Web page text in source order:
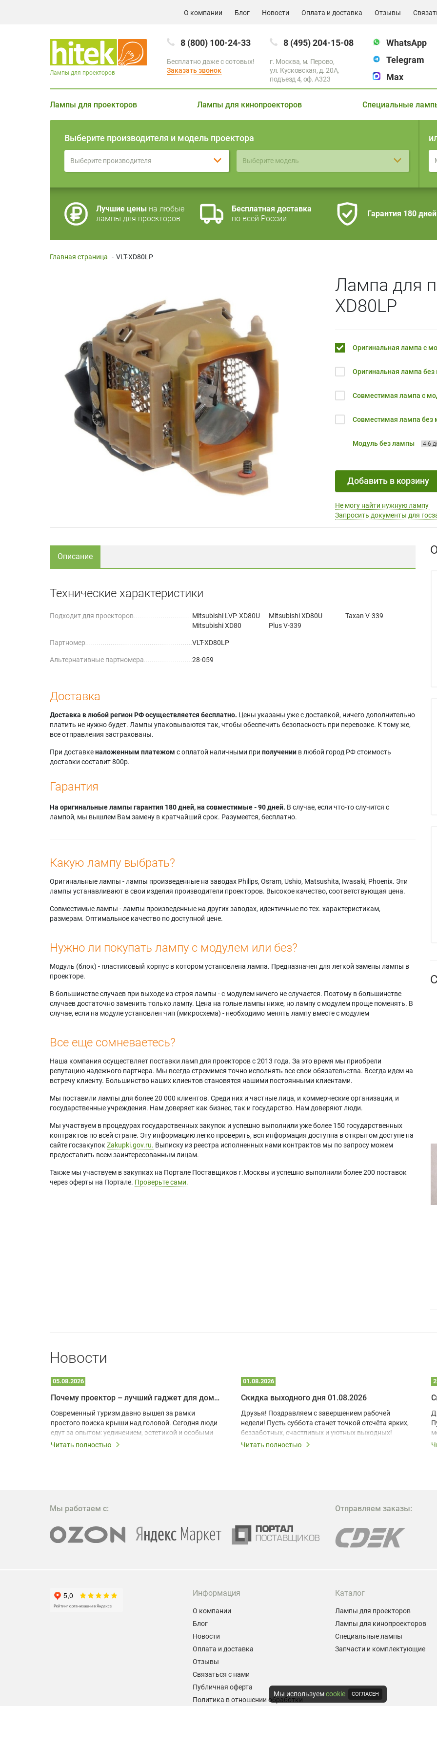
О компании Блог Новости Оплата и доставка Отзывы
8 (800) 100-24-33
Бесплатно даже с сотовых!
Заказать звонок
8 (495) 204-15-08
г. Москва, м. Перово,
ул. Кусковская, д. 20А,
подъезд 4, оф. A323
WhatsApp
Telegram
Max
Лампы для проекторов
Лампы для проекторов Лампы для кинопроекторов Специальные
Выберите производителя и модель проектора
Выберите производителя Выберите модель
Лучшие цены на любые
лампы для проекторов
Бесплатная доставка
по всей России
Гарантия 180 дней
Главная страница - VLT-XD80LP
Лампа для
XD80LP
Оригинальная лампа с
Оригинальная лампа без
Совместимая лампа с
Совместимая лампа без
Модуль без лампы 4-6
Добавить в корзину
Не могу найти нужную лампу
Запросить документы для
Описание
Технические характеристики
Подходит для проекторов
Mitsubishi LVP-XD80U
Mitsubishi XD80
Mitsubishi XD80U
Plus V-339
Taxan V-339
Партномер VLT-XD80LP
Альтернативные партномера 28-059
Доставка
Доставка в любой регион РФ осуществляется бесплатно. Цены указаны уже с доставкой, ничего дополнительно
платить не нужно будет. Лампы упаковываются так, чтобы обеспечить безопасность при перевозке. К тому же,
все отправления застрахованы.
При доставкеналоженным платежом с оплатой наличными при получении в любой город РФ стоимость
доставки составит 800р.
Гарантия
На оригинальные лампы гарантия 180 дней, на совместимые - 90 дней. В случае, если что-то случится с
лампой, мы вышлем Вам замену в кратчайший срок. Разумеется, бесплатно.
Какую лампу выбрать?
Оригинальные лампы - лампы произведенные на заводах Philips, Osram, Ushio, Matsushita, Iwasaki, Phoenix. Эти
лампы устанавливают в свои изделия производители проекторов. Высокое качество, соответствующая цена.
Совместимые лампы - лампы произведенные на других заводах, идентичные по тех. характеристикам,
размерам. Оптимальное качество по доступной цене.
Нужно ли покупать лампу с модулем или без?
Модуль (блок) - пластиковый корпус в котором установлена лампа. Предназначен для легкой замены лампы в
проекторе.
В большинстве случаев при выходе из строя лампы - с модулем ничего не случается. Поэтому в большинстве
случаев достаточно заменить только лампу. Цена на голые лампы ниже, но лампу с модулем проще поменять. В
случае, если на модуле установлен чип (микросхема) - необходимо менять лампу вместе с модулем
Все еще сомневаетесь?
Наша компания осуществляет поставки ламп для проекторов с 2013 года. За это время мы приобрели
репутацию надежного партнера. Мы всегда стремимся точно исполнять все свои обязательства. Всегда идем на
встречу клиенту. Большинство наших клиентов становятся нашими постоянными клиентами.
Мы поставили лампы для более 20 000 клиентов. Среди них и частные лица, и коммерческие организации, и
государственные учреждения. Нам доверяет как бизнес, так и государство. Нам доверяют люди.
Мы участвуем в процедурах государственных закупок и успешно выполнили уже более 150 государственных
контрактов по всей стране. Эту информацию легко проверить, вся информация доступна в открытом доступе на
сайте госзакупок Zakupki.gov.ru. Выписку из реестра исполненных нами контрактов мы по запросу можем
предоставить всем заинтересованным лицам.
Также мы участвуем в закупках на Портале Поставщиков г.Москвы и успешно выполнили более 200 поставок
через оферты на Портале. Проверьте сами.
Новости
05.08.2026
Почему проектор – лучший гаджет для домика в глэмпинге
Современный туризм давно вышел за рамки
простого поиска крыши над головой. Сегодня люди
едут за опытом: уединением, эстетикой и особыми
ощущениями. Владельцы A-frame домов,
эффективных и бюджетных способов стать
проектора.
Читать полностью
01.08.2026
Скидка выходного дня 01.08.2026
Друзья! Поздравляем с завершением рабочей
недели! Пусть суббота станет точкой отсчёта ярких,
беззаботных, счастливых и уютных выходных!
Читать полностью
Мы работаем с: Отправляем заказы:
Информация
О компании
Блог
Новости
Оплата и доставка
Отзывы
Связаться с нами
Публичная оферта
Политика в отношении обработки
Каталог
Лампы для проекторов
Лампы для кинопроекторов
Специальные лампы
Запчасти и комплектующие
Мы используемcookie СОГЛАСЕН